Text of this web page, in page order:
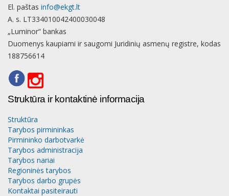
El. paštas info@ekgt.lt
A. s. LT334010042400030048
„Luminor“ bankas
Duomenys kaupiami ir saugomi Juridinių asmenų registre, kodas
188756614
Struktūra ir kontaktinė informacija
Struktūra
Tarybos pirmininkas
Pirmininko darbotvarkė
Tarybos administracija
Tarybos nariai
Regioninės tarybos
Tarybos darbo grupės
Kontaktai pasiteirauti